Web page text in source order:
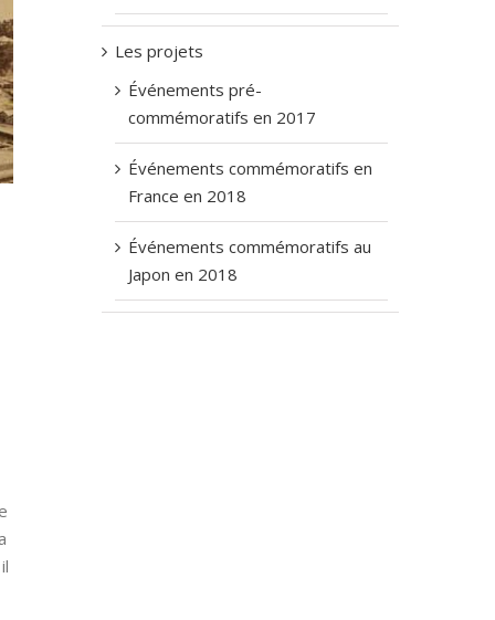
Les projets
Événements pré-
commémoratifs en 2017
Événements commémoratifs en
France en 2018
Événements commémoratifs au
Japon en 2018